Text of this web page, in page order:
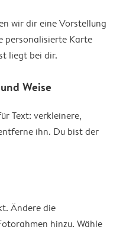
wir dir eine Vorstellung
personalisierte Karte
liegt bei dir.
Weise
Text: verkleinere,
ihn. Du bist der
Ändere die
hinzu. Wähle